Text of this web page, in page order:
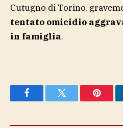
Cutugno di Torino,
tentato omicidio
in famiglia.
FacebookTwitter